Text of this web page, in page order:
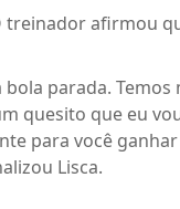
treinador afirmou
parada. Temos
quesito que eu
para você
Lisca.